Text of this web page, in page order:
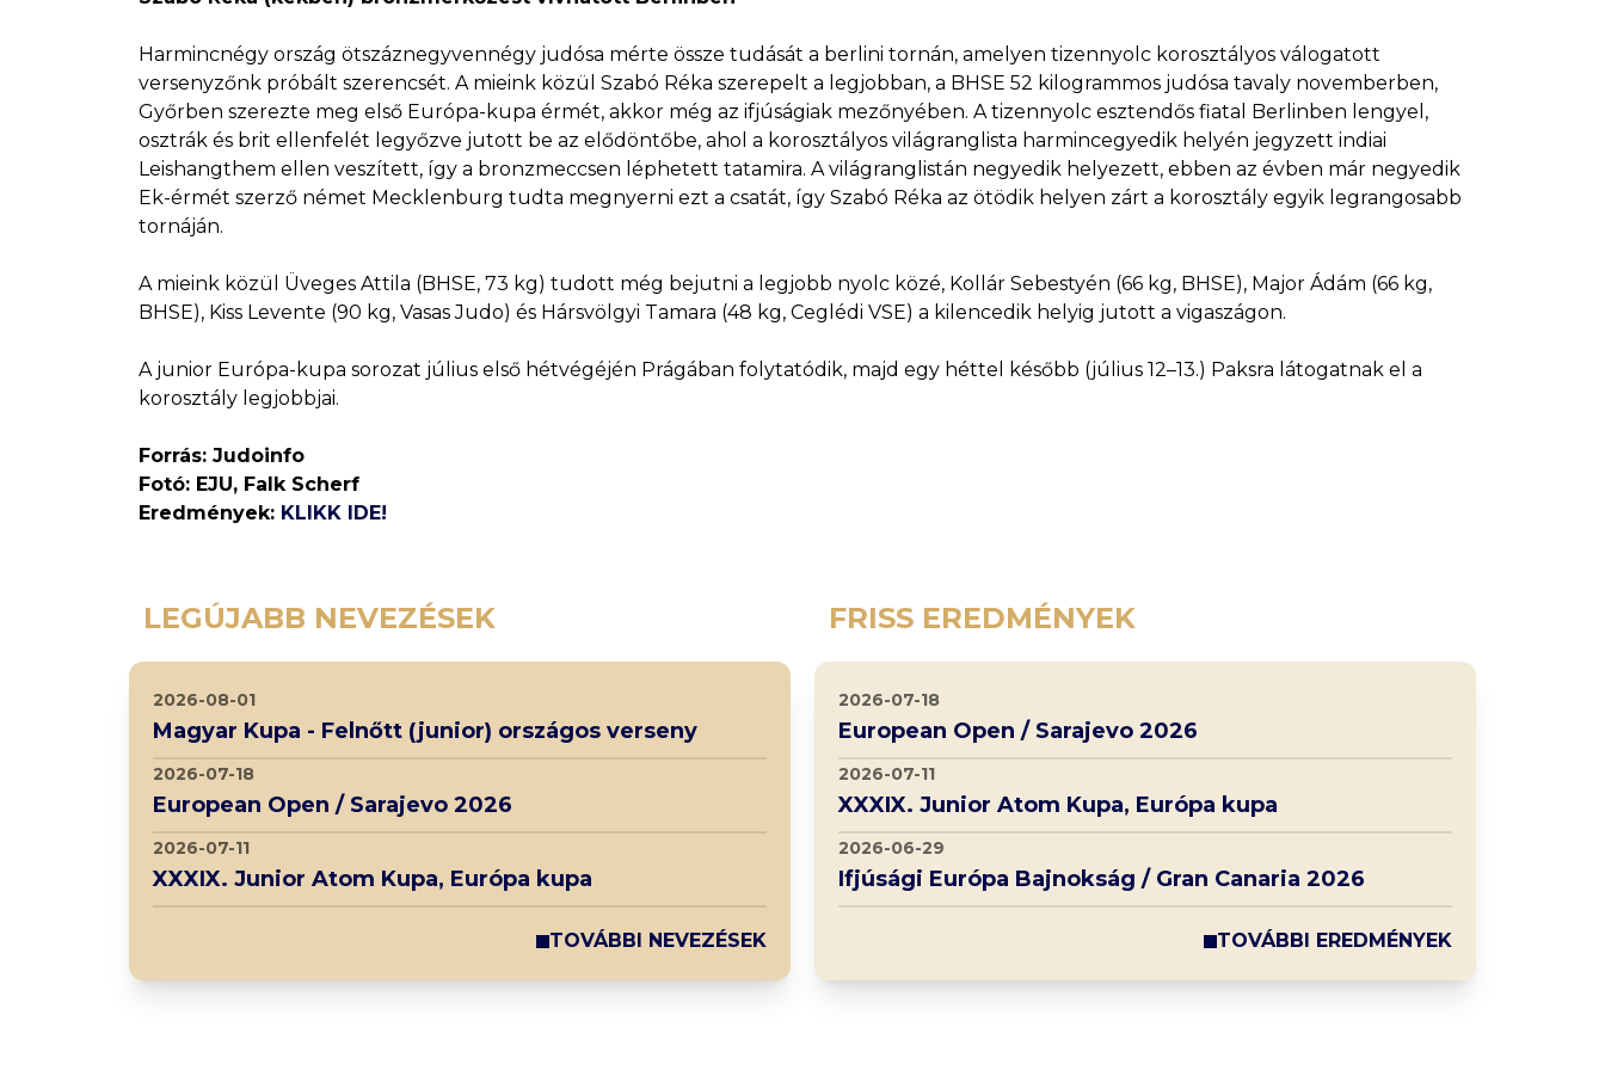
Harmincnégy ország ötszáznegyvennégy judósa mérte össze tudását a berlini tornán, amelyen tizennyolc korosztályos válogatott
versenyzőnk próbált szerencsét. A mieink közül Szabó Réka szerepelt a legjobban, a BHSE 52 kilogrammos judósa tavaly novemberben,
Győrben szerezte meg első Európa-kupa érmét, akkor még az ifjúságiak mezőnyében. A tizennyolc esztendős fiatal Berlinben lengyel,
osztrák és brit ellenfelét legyőzve jutott be az elődöntőbe, ahol a korosztályos világranglista harmincegyedik helyén jegyzett indiai
Leishangthem ellen veszített, így a bronzmeccsen léphetett tatamira. A világranglistán negyedik helyezett, ebben az évben már negyedik
Ek-érmét szerző német Mecklenburg tudta megnyerni ezt a csatát, így Szabó Réka az ötödik helyen zárt a korosztály egyik legrangosabb
tornáján.
A mieink közül Üveges Attila (BHSE, 73 kg) tudott még bejutni a legjobb nyolc közé, Kollár Sebestyén (66 kg, BHSE), Major Ádám (66 kg,
BHSE), Kiss Levente (90 kg, Vasas Judo) és Hársvölgyi Tamara (48 kg, Ceglédi VSE) a kilencedik helyig jutott a vigaszágon.
A junior Európa-kupa sorozat július első hétvégéjén Prágában folytatódik, majd egy héttel később (július 12–13.) Paksra látogatnak el a
korosztály legjobbjai.
Forrás: Judoinfo
Fotó: EJU, Falk Scherf
Eredmények: KLIKK IDE!
LEGÚJABB NEVEZÉSEK FRISS EREDMÉNYEK
2026-08-01
Magyar Kupa - Felnőtt (junior) országos verseny
2026-07-18
European Open / Sarajevo 2026
2026-07-11
XXXIX. Junior Atom Kupa, Európa kupa
TOVÁBBI NEVEZÉSEK
2026-07-18
European Open / Sarajevo 2026
2026-07-11
XXXIX. Junior Atom Kupa, Európa kupa
2026-06-29
Ifjúsági Európa Bajnokság / Gran Canaria 2026
TOVÁBBI EREDMÉNYEK